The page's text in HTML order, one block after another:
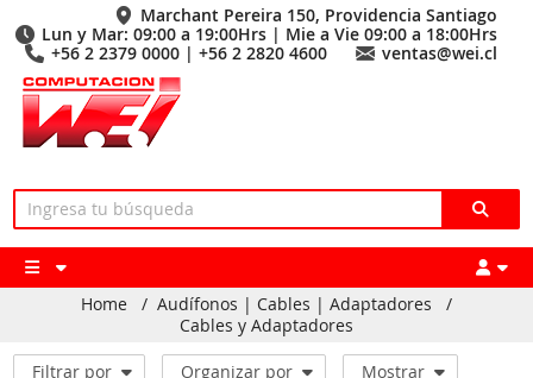
Marchant Pereira 150, Providencia Santiago
Lun y Mar: 09:00 a 19:00Hrs | Mie a Vie 09:00 a 18:00Hrs
+56 2 2379 0000 | +56 2 2820 4600
ventas@wei.cl
Home / Audífonos | Cables | Adaptadores
/
Cables y Adaptadores
Filtrar por Organizar por
Mostrar